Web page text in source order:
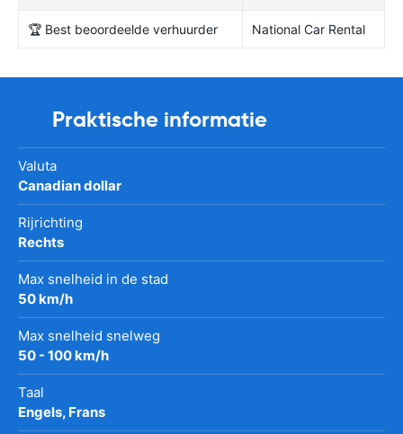
🏆 Best beoordeelde verhuurder National Car Rental
Praktische informatie
Valuta
Canadian dollar
Rijrichting
Rechts
Max snelheid in de stad
50 km/h
Max snelheid snelweg
50 - 100 km/h
Taal
Engels, Frans